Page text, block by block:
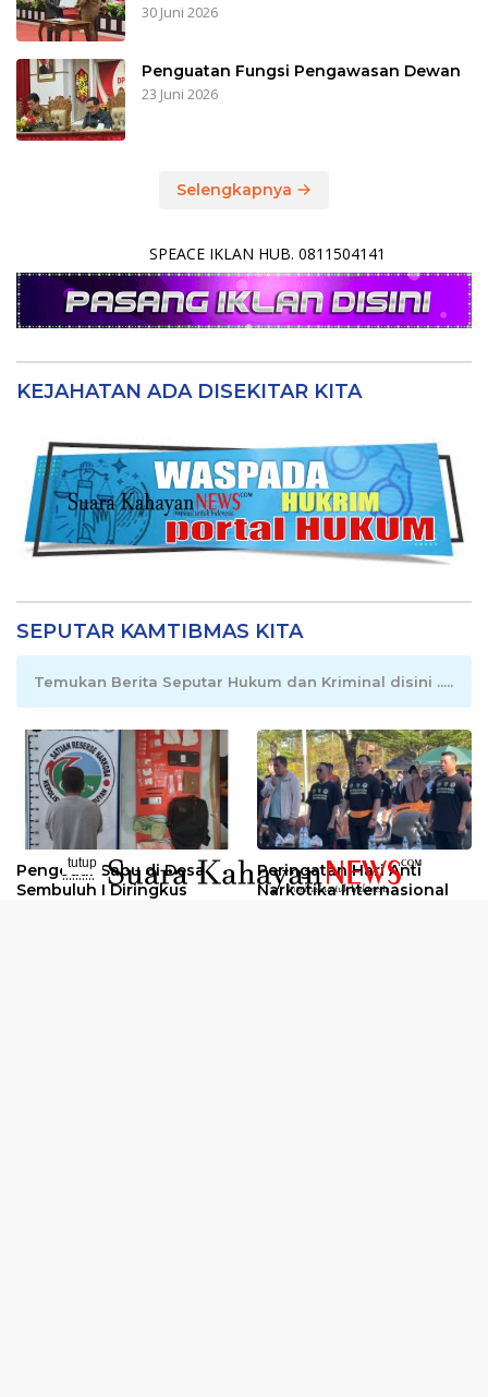
30 Juni 2026
Penguatan Fungsi Pengawasan Dewan
23 Juni 2026
Selengkapnya
SPEACE IKLAN HUB. 0811504141
KEJAHATAN ADA DISEKITAR KITA
SEPUTAR KAMTIBMAS KITA
Temukan Berita Seputar Hukum dan Kriminal disini .....
Pengedar Sabu di Desa
Sembuluh I Diringkus
Peringatan Hari Anti
Narkotika Internasional
tutup
..........